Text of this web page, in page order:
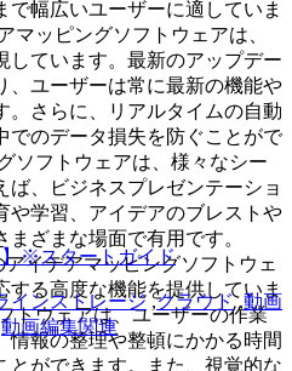
幅広いユーザーに適していま
マッピングソフトウェアは、
しています。最新のアップデー
、ユーザーは常に最新の機能や
。さらに、リアルタイムの自動
でのデータ損失を防ぐことがで
ソフトウェアは、様々なシー
ば、ビジネスプレゼンテーショ
や学習、アイデアのブレストや
ざまな場面で有用です。
アイデアマッピングソフトウェ
する高度な機能を提供していま
トウェアは、ユーザーの作業
情報の整理や整頓にかかる時間
とができます。また、視覚的な
※スタートガイド
インストレージ ,クラウド,動画
動画編集関連